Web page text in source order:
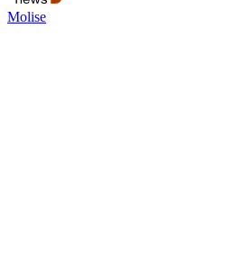
Molise